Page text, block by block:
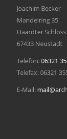
Joachim Becker
Mandelring 35
Haardter Schloss
67433 Neustadt
Telefon:06321
Telefax:06321
E-Mail: